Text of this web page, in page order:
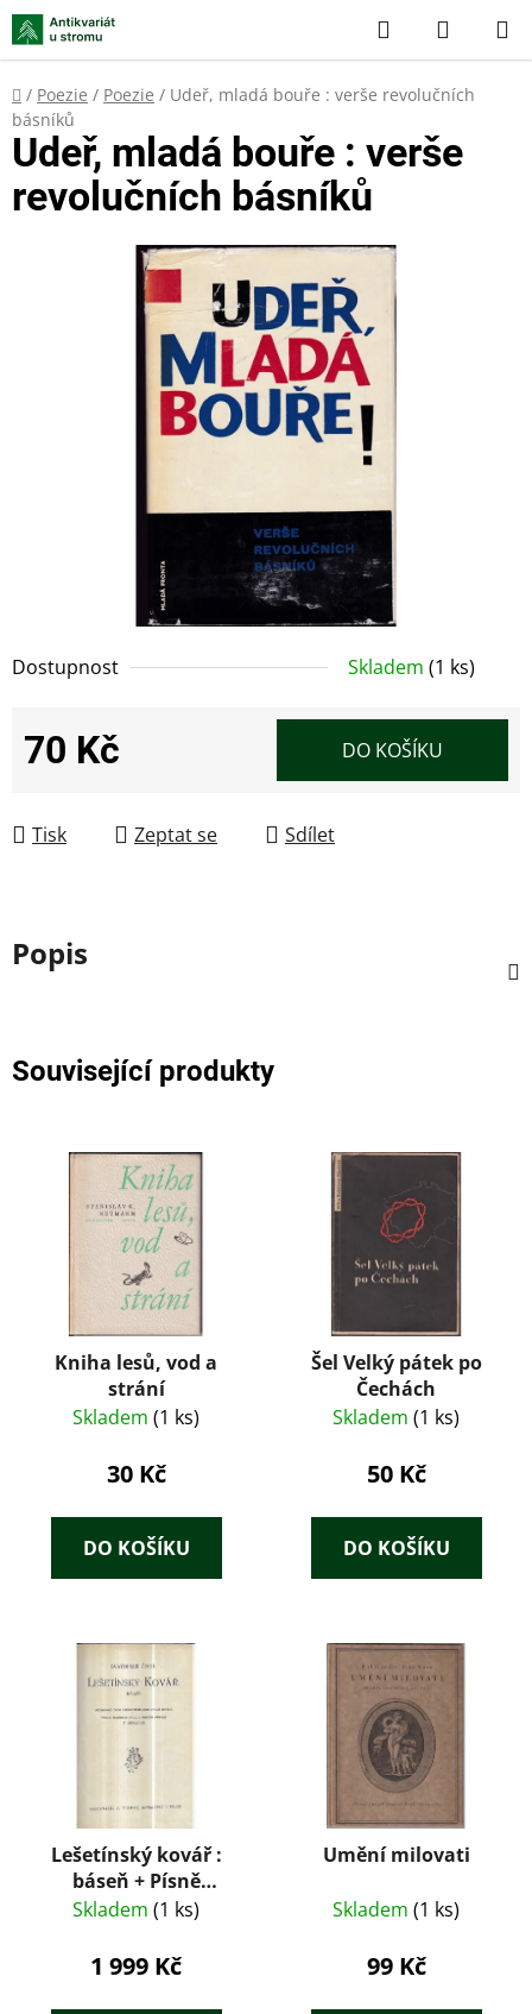
Přejít
na
obsah
Hledat
KOŠÍK
Domů
/ Poezie / Poezie / Udeř, mladá bouře : verše revolučních
básníků
Dostupnost Skladem (1 ks)
70 Kč DO KOŠÍKU
Tisk Zeptat se Sdílet
Udeř, mladá bouře : verše
revolučních básníků
Popis
Související produkty
Kniha lesů, vod a
strání
Skladem (1 ks)
30 Kč
DO KOŠÍKU
Šel Velký pátek po
Čechách
Skladem (1 ks)
50 Kč
DO KOŠÍKU
Lešetínský kovář :
báseň + Písně
kosmické
Skladem (1 ks)
1 999 Kč
Umění milovati
Skladem (1 ks)
99 Kč